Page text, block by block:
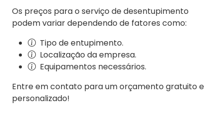
Os preços para o serviço de desentupimento
podem variar dependendo de fatores como:
Tipo de entupimento.
Localização da empresa.
Equipamentos necessários.
Entre em contato para um orçamento gratuito e
personalizado!